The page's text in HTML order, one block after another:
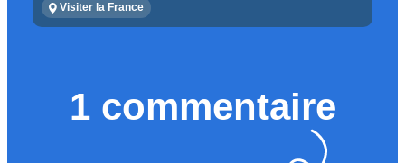
Visiter la France
1 commentaire